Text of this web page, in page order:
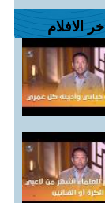
اخر الافلام